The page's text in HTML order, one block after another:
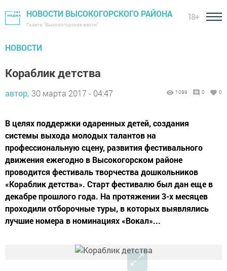
НОВОСТИ ВЫСОКОГОРСКОГО РАЙОНА
Газета "Высокогорские вести"
18+
НОВОСТИ
Кораблик детства
автор, 30 марта 2017 - 04:47 1099 0 0
В целях поддержки одаренных детей, создания
системы выхода молодых талантов на
профессиональную сцену, развития фестивального
движения ежегодно в Высокогорском районе
проводится фестиваль творчества дошкольников
«Кораблик детства». Старт фестивалю был дан еще в
декабре прошлого года. На протяжении 3-х месяцев
проходили отборочные туры, в которых выявлялись
лучшие номера в номинациях «Вокал»...